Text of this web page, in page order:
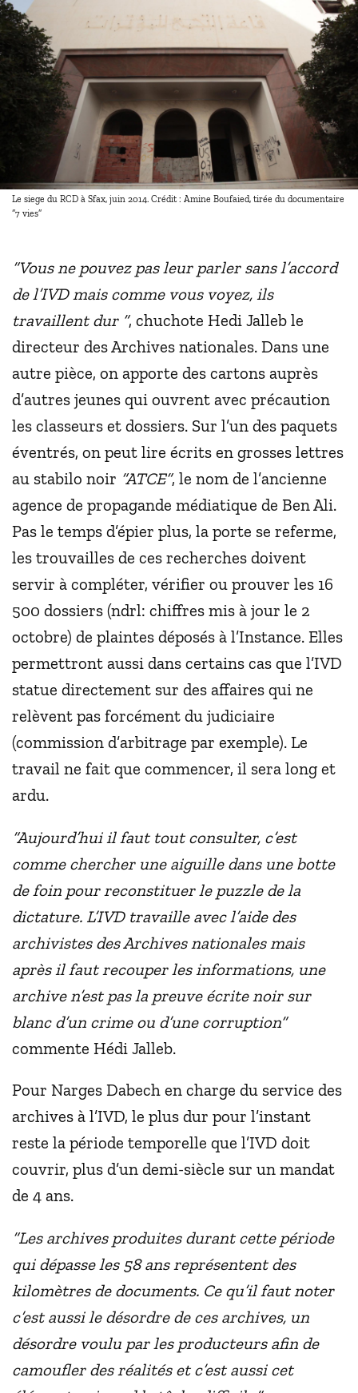
Le siege du RCD à Sfax, juin 2014. Crédit : Amine Boufaied, tirée du documentaire
“7 vies”
“Vous ne pouvez pas leur parler sans l’accord
de l’IVD mais comme vous voyez, ils
travaillent dur ”, chuchote Hedi Jalleb le
directeur des Archives nationales. Dans une
autre pièce, on apporte des cartons auprès
d’autres jeunes qui ouvrent avec précaution
les classeurs et dossiers. Sur l’un des paquets
éventrés, on peut lire écrits en grosses lettres
au stabilo noir “ATCE”, le nom de l’ancienne
agence de propagande médiatique de Ben Ali.
Pas le temps d’épier plus, la porte se referme,
les trouvailles de ces recherches doivent
servir à compléter, vérifier ou prouver les 16
500 dossiers (ndrl: chiffres mis à jour le 2
octobre) de plaintes déposés à l’Instance. Elles
permettront aussi dans certains cas que l’IVD
statue directement sur des affaires qui ne
relèvent pas forcément du judiciaire
(commission d’arbitrage par exemple). Le
travail ne fait que commencer, il sera long et
ardu.
“Aujourd’hui il faut tout consulter, c’est
comme chercher une aiguille dans une botte
de foin pour reconstituer le puzzle de la
dictature. L’IVD travaille avec l’aide des
archivistes des Archives nationales mais
après il faut recouper les informations, une
archive n’est pas la preuve écrite noir sur
blanc d’un crime ou d’une corruption”
commente Hédi Jalleb.
Pour Narges Dabech en charge du service des
archives à l’IVD, le plus dur pour l’instant
reste la période temporelle que l’IVD doit
couvrir, plus d’un demi-siècle sur un mandat
de 4 ans.
“Les archives produites durant cette période
qui dépasse les 58 ans représentent des
kilomètres de documents. Ce qu’il faut noter
c’est aussi le désordre de ces archives, un
désordre voulu par les producteurs afin de
camoufler des réalités et c’est aussi cet